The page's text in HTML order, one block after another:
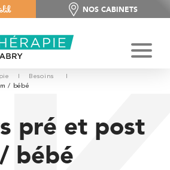
NOS CABINETS
NOS CABINETS
I Besoins
I
/ bébé
pré et post
bébé